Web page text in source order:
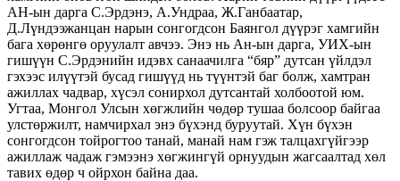
АН-ын дарга С.Эрдэнэ, А.Ундраа, Ж.Ганбаатар,
Д.Лүндээжанцан нарын сонгогдсон Баянгол дүүрэг хамгийн
бага хөрөнгө оруулалт авчээ. Энэ нь Ан-ын дарга, УИХ-ын
гишүүн С.Эрдэнийн идэвх санаачилга “бяр” дутсан үйлдэл
гэхээс илүүтэй бусад гишүүд нь түүнтэй баг болж, хамтран
ажиллах чадвар, хүсэл сонирхол дутсантай холбоотой юм.
Угтаа, Монгол Улсын хөгжлийн чөдөр тушаа болсоор байгаа
улстөржилт, намчирхал энэ бүхэнд буруутай. Хүн бүхэн
сонгогдсон тойрогтоо танай, манай нам гэж талцахгүйгээр
ажиллаж чадаж гэмээнэ хөгжингүй орнуудын жагсаалтад хөл
тавих өдөр ч ойрхон байна даа.